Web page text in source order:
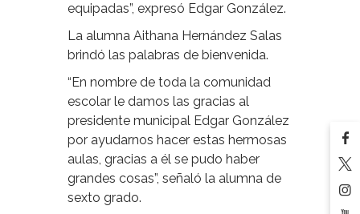
equipadas”, expresó Edgar González.
La alumna Aithana Hernández Salas
brindó las palabras de bienvenida.
“En nombre de toda la comunidad
escolar le damos las gracias al
presidente municipal Edgar González
por ayudarnos hacer estas hermosas
aulas, gracias a él se pudo haber
grandes cosas”, señaló la alumna de
sexto grado.